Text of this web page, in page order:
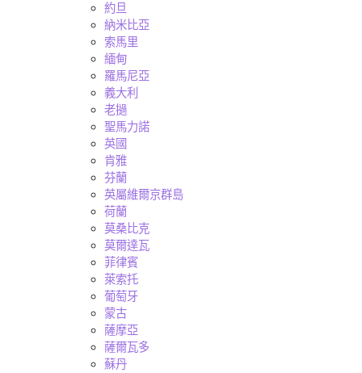
約旦
納米比亞
索馬里
緬甸
羅馬尼亞
義大利
老撾
聖馬力諾
英國
肯雅
芬蘭
英屬維爾京群島
荷蘭
莫桑比克
莫爾達瓦
菲律賓
萊索托
葡萄牙
蒙古
薩摩亞
薩爾瓦多
蘇丹